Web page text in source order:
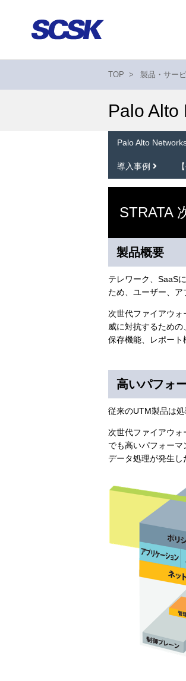
TOP > 製品・サー
Palo Alto
Palo Alto
導入事例
STRATA
製品概要
テレワーク、SaaS
ため、ユーザー、
次世代ファイアウ
威に対抗するため
保存機能、レポー
高いパフォ
従来のUTM製品は
次世代ファイアウ
でも高いパフォー
データ処理が発生し